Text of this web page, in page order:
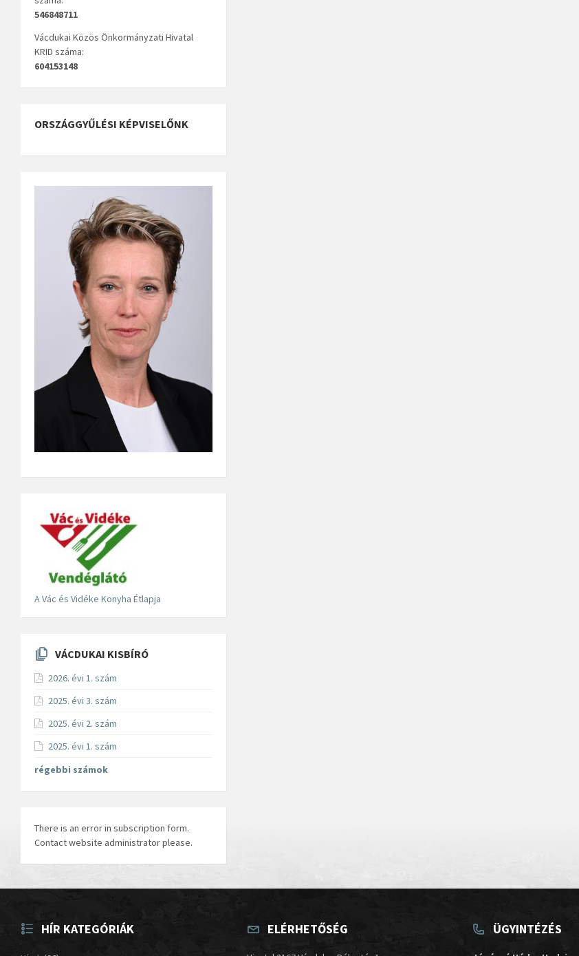
546848711
Vácdukai Közös Önkormányzati Hivatal
KRID száma:
604153148
ORSZÁGGYŰLÉSI KÉPVISELŐNK
A Vác és Vidéke Konyha Étlapja
VÁCDUKAI KISBÍRÓ
2026. évi 1. szám
2025. évi 3. szám
2025. évi 2. szám
2025. évi 1. szám
régebbi számok
There is an error in subscription form.
Contact website administrator please.
HÍR KATEGÓRIÁK ELÉRHETŐSÉG ÜGYINTÉZÉS